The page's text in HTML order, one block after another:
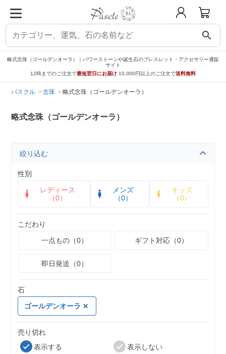
search
略式念珠（ゴールデンオーラ）｜パワーストーンや誕生石のブレスレット・アクセサリー通販
サイト
12時までのご注文で最短翌日にお届け 10,000円以上のご注文で送料無料
パスクル 念珠 略式念珠（ゴールデンオーラ）
略式念珠（ゴールデンオーラ）
絞り込む
性別
レディース
（0）
メンズ
（0）
キッズ
（0）
こだわり
一点もの（0）
ギフト対応（0）
即日発送（0）
石
ゴールデンオーラ
売り切れ
表示する
表示しない